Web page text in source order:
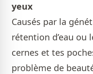
yeux
Causés par la
rétention d’eau ou
cernes et tes
problème de